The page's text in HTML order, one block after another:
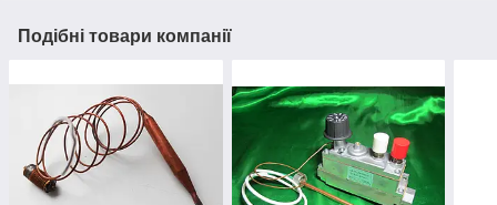
Подібні товари компанії